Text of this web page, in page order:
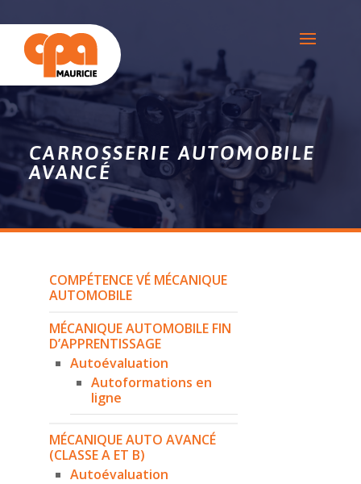
CARROSSERIE AUTOMOBILE
AVANCÉ
COMPÉTENCE VÉ MÉCANIQUE
AUTOMOBILE
MÉCANIQUE AUTOMOBILE FIN
D’APPRENTISSAGE
Autoévaluation
Autoformations en
ligne
MÉCANIQUE AUTO AVANCÉ
(CLASSE A ET B)
Autoévaluation